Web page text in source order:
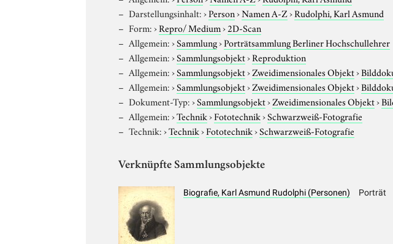
Darstellungsinhalt:›Person›Namen A-Z›Rudolphi, Karl Asmund
Form:›Repro/ Medium›2D-Scan
Allgemein:›Sammlung›Porträtsammlung Berliner Hochschullehrer
Allgemein:›Sammlungsobjekt›Reproduktion
Allgemein:›Sammlungsobjekt›Zweidimensionales Objekt›
Allgemein:›Sammlungsobjekt›Zweidimensionales Objekt›
Dokument-Typ:›Sammlungsobjekt›Zweidimensionales Objekt›
Allgemein:›Technik›Fototechnik›Schwarzweiß-Fotografie
Technik:›Technik›Fototechnik›Schwarzweiß-Fotografie
Verknüpfte Sammlungsobjekte
Biografie, Karl Asmund Rudolphi (Personen) Porträt